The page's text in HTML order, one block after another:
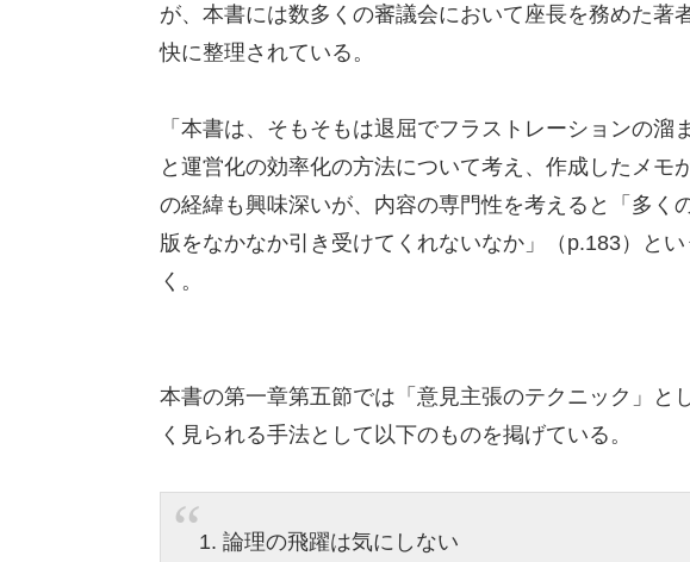
が、本書には数多くの審議会において座長を務めた著
快に整理されている。
「本書は、そもそもは退屈でフラストレーションの
と運営化の効率化の方法について考え、作成したメモ
の経緯も興味深いが、内容の専門性を考えると「多く
版をなかなか引き受けてくれないなか」（p.183）と
く。
本書の第一章第五節では「意見主張のテクニック」と
く見られる手法として以下のものを掲げている。
1. 論理の飛躍は気にしない